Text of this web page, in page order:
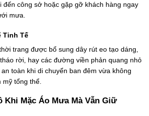
đến công sở hoặc gặp gỡ khách hàng ngay
mưa.
Tinh Tế
trang được bổ sung dây rút eo tạo dáng,
rời, hay các đường viền phản quang nhỏ
toàn khi di chuyển ban đêm vừa không
tổng thể.
Khi Mặc Áo Mưa Mà Vẫn Giữ